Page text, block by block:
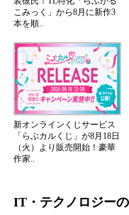
こみっく」から8月に新作3
本を順..
新オンラインくじサービス
「らぶカルくじ」が8月18日
（火）より販売開始！豪華
作家..
IT・テクノロジー